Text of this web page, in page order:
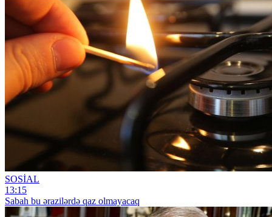
SOSİAL
13:15
Sabah bu ərazilərdə qaz olmayacaq